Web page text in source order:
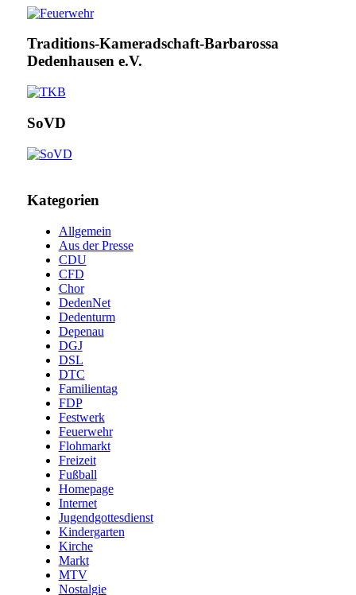
Traditions-Kameradschaft-Barbarossa
Dedenhausen e.V.
SoVD
Kategorien
Allgemein
Aus der Presse
CDU
CFD
Chor
DedenNet
Dedenturm
Depenau
DGJ
DSL
DTC
Familientag
FDP
Festwerk
Feuerwehr
Flohmarkt
Freizeit
Fußball
Homepage
Internet
Jugendgottesdienst
Kindergarten
Kirche
Markt
MTV
Nostalgie